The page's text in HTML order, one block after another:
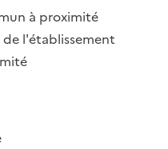
à proximité
de l'établissement